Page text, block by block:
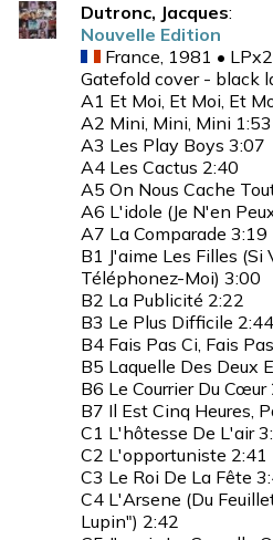
Dutronc, Jacques:
Nouvelle Edition
France, 1981 •
Gatefold cover - black
A1 Et Moi, Et Moi, Et
A2 Mini, Mini, Mini 1:53
A3 Les Play Boys 3:07
A4 Les Cactus 2:40
A5 On Nous Cache
A6 L'idole (Je N'en
A7 La Comparade 3:19
B1 J'aime Les Filles (Si
Téléphonez-Moi) 3:00
B2 La Publicité 2:22
B3 Le Plus Difficile 2:44
B4 Fais Pas Ci, Fais
B5 Laquelle Des Deux
B6 Le Courrier Du Cœur
B7 Il Est Cinq Heures,
C1 L'hôtesse De L'air
C2 L'opportuniste 2:41
C3 Le Roi De La Fête
C4 L'Arsene (Du
Lupin") 2:42